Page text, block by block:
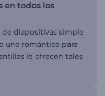
en todos los
diapositivas simple
uno romántico para
le ofrecen tales